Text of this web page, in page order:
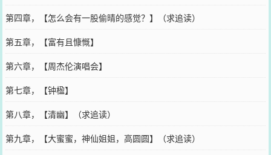
第四章，【怎么会有一股偷晴的感觉？】（求追读）
第五章，【富有且慷慨】
第六章，【周杰伦演唱会】
第七章，【钟楹】
第八章，【清幽】（求追读）
第九章，【大蜜蜜，神仙姐姐，高圆圆】（求追读）